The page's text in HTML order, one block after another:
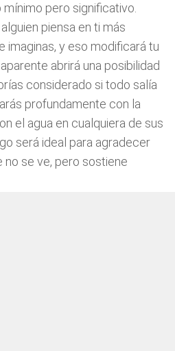
pero significativo.
piensa en ti más
imaginas, y eso modificará tu
abrirá una posibilidad
considerado si todo salía
profundamente con la
el agua en cualquiera de sus
será ideal para agradecer
no se ve, pero sostiene